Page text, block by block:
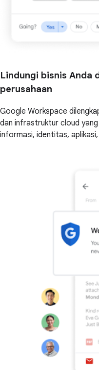
Lindungi bisnis Anda
perusahaan
Google Workspace
dan infrastruktur cloud yang
informasi, identitas,